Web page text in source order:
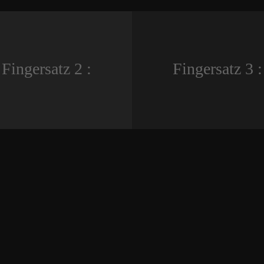
Fingersatz 2 : Fingersatz 3 :